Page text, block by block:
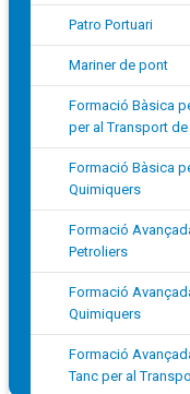
Patro Portuari
Mariner de pont
Formació Bàsica
per al Transport
Formació Bàsica
Quimiquers
Formació
Petroliers
Formació
Quimiquers
Formació
Tanc per al